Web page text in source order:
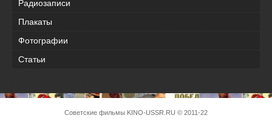
Радиозаписи
Плакаты
Фотографии
Статьи
Советские фильмы KINO-USSR.RU © 2011-22